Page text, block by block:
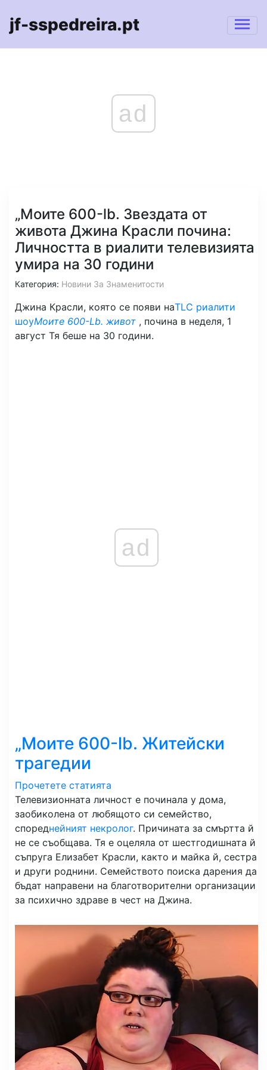
jf-sspedreira.pt
ad
„Моите 600-lb. Звездата от
живота Джина Красли почина:
Личността в риалити телевизията
умира на 30 години
Категория: Новини За Знаменитости
Джина Красли, която се появи наTLC риалити
шоуМоите 600-Lb. живот , почина в неделя, 1
август Тя беше на 30 години.
ad
„Моите 600-lb. Житейски
трагедии
Прочетете статията
Телевизионната личност е починала у дома,
заобиколена от любящото си семейство,
спореднейният некролог. Причината за смъртта й
не се съобщава. Тя е оцеляла от шестгодишната й
съпруга Елизабет Красли, както и майка й, сестра
и други роднини. Семейството поиска дарения да
бъдат направени на благотворителни организации
за психично здраве в чест на Джина.